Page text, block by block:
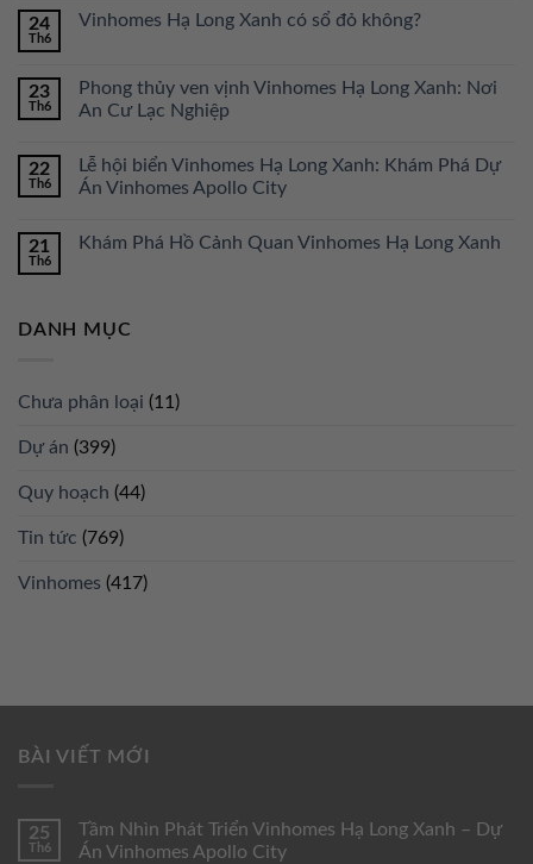
24
Th6
Vinhomes Hạ Long Xanh có sổ đỏ không?
23
Th6
Phong thủy ven vịnh Vinhomes Hạ Long Xanh: Nơi
An Cư Lạc Nghiệp
22
Th6
Lễ hội biển Vinhomes Hạ Long Xanh: Khám Phá Dự
Án Vinhomes Apollo City
21
Th6
Khám Phá Hồ Cảnh Quan Vinhomes Hạ Long Xanh
DANH MỤC
Chưa phân loại (11)
Dự án (399)
Quy hoạch (44)
Tin tức (769)
Vinhomes (417)
BÀI VIẾT MỚI
25
Th6
Tầm Nhìn Phát Triển Vinhomes Hạ Long Xanh – Dự
Án Vinhomes Apollo City